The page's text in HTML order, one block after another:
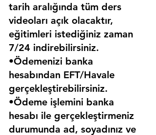
tarih aralığında tüm ders
videoları açık olacaktır,
eğitimleri istediğiniz zaman
7/24 indirebilirsiniz.
•Ödemenizi banka
hesabından EFT/Havale
gerçekleştirebilirsiniz.
•Ödeme işlemini banka
hesabı ile gerçekleştirmeniz
durumunda ad, soyadınız ve